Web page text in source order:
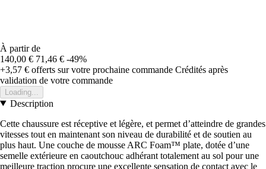
À partir de
140,00 € 71,46 € -49%
+3,57 € offerts sur votre prochaine commande Crédités après
validation de votre commande
Loading...
Description
Cette chaussure est réceptive et légère, et permet d’atteindre de grandes
vitesses tout en maintenant son niveau de durabilité et de soutien au
plus haut. Une couche de mousse ARC Foam™ plate, dotée d’une
semelle extérieure en caoutchouc adhérant totalement au sol pour une
meilleure traction procure une excellente sensation de contact avec le